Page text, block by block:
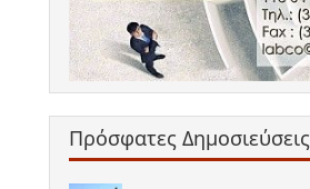
Πρόσφατες Δημοσιεύσεις